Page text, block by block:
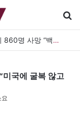
방글라데시 홍역 비상, 5개월 간 어린이 860명 사망 “백신 조달 시스템 변경이 화근”
국에 굴복 않고